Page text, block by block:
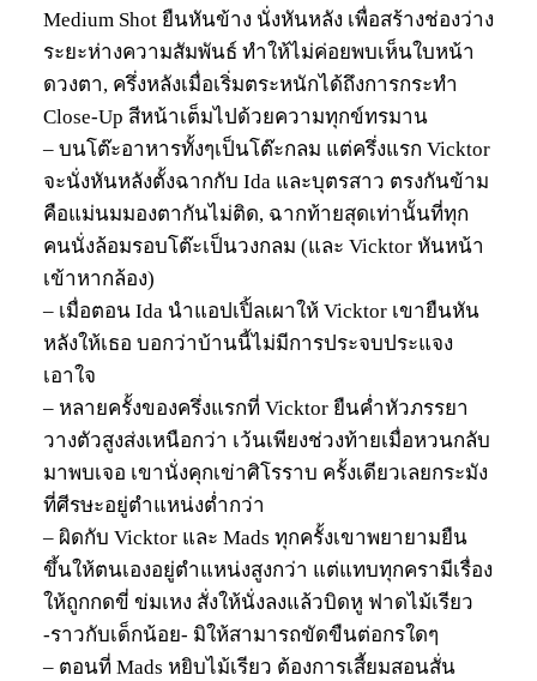
Medium Shot ยืนหันข้าง นั่งหันหลัง เพื่อสร้างช่องว่าง
ระยะห่างความสัมพันธ์ ทำให้ไม่ค่อยพบเห็นใบหน้า
ดวงตา, ครึ่งหลังเมื่อเริ่มตระหนักได้ถึงการกระทำ
Close-Up สีหน้าเต็มไปด้วยความทุกข์ทรมาน
– บนโต๊ะอาหารทั้งๆเป็นโต๊ะกลม แต่ครึ่งแรก Vicktor
จะนั่งหันหลังตั้งฉากกับ Ida และบุตรสาว ตรงกันข้าม
คือแม่นมมองตากันไม่ติด, ฉากท้ายสุดเท่านั้นที่ทุก
คนนั่งล้อมรอบโต๊ะเป็นวงกลม (และ Vicktor หันหน้า
เข้าหากล้อง)
– เมื่อตอน Ida นำแอปเปิ้ลเผาให้ Vicktor เขายืนหัน
หลังให้เธอ บอกว่าบ้านนี้ไม่มีการประจบประแจง
เอาใจ
– หลายครั้งของครึ่งแรกที่ Vicktor ยืนค่ำหัวภรรยา
วางตัวสูงส่งเหนือกว่า เว้นเพียงช่วงท้ายเมื่อหวนกลับ
มาพบเจอ เขานั่งคุกเข่าศิโรราบ ครั้งเดียวเลยกระมัง
ที่ศีรษะอยู่ตำแหน่งต่ำกว่า
– ผิดกับ Vicktor และ Mads ทุกครั้งเขาพยายามยืน
ขึ้นให้ตนเองอยู่ตำแหน่งสูงกว่า แต่แทบทุกครามีเรื่อง
ให้ถูกกดขี่ ข่มเหง สั่งให้นั่งลงแล้วบิดหู ฟาดไม้เรียว
-ราวกับเด็กน้อย- มิให้สามารถขัดขืนต่อกรใดๆ
– ตอนที่ Mads หยิบไม้เรียว ต้องการเสี้ยมสอนสั่น